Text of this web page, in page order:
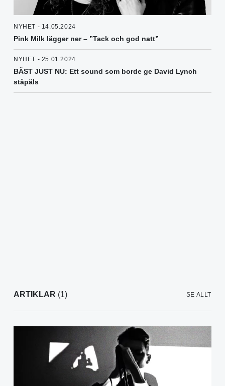
NYHET - 14.05.2024
Pink Milk lägger ner – ”Tack och god natt”
NYHET - 25.01.2024
BÄST JUST NU: Ett sound som borde ge David Lynch
ståpäls
ARTIKLAR (1) SE ALLT